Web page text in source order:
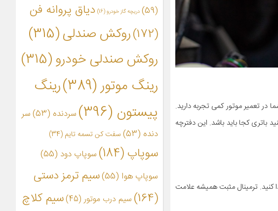
در تعمیر موتور کمی تجربه دارید.
باتری کجا باید باشد. این دفترچه
کنید. ترمینال مثبت همیشه علامت
(59)
دریچه گاز خودرو(16)
دیاق پروانه فن
(172)
روکش صندلی(315)
روکش صندلی خودرو(315)
رینگ موتور(389)
رینگ
پیستون (396) سردنده (53)
سر
دنده (53) سفت کن تسمه تایم (34)
سوپاپ (184) سوپاپ دود (55)
سوپاپ هوا (55)
سیم ترمز دستی
(164)
سیم درب موتور(45)
سیم کلاچ